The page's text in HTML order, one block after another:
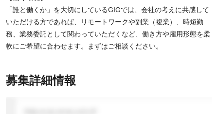
「誰と働くか」を大切にしているGIGでは、会社の考えに共感して
いただける方であれば、リモートワークや副業（複業）、時短勤
務、業務委託として関わっていただくなど、働き方や雇用形態を柔
軟にご希望に合わせます。まずはご相談ください。
募集詳細情報